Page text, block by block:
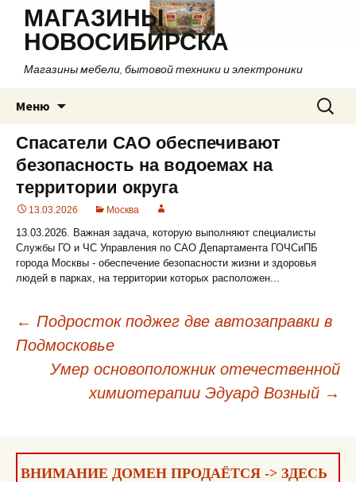
МАГАЗИНЫ
НОВОСИБИРСКА
Магазины мебели, бытовой техники и электроники
Меню
содержимому
Найти:
Спасатели САО обеспечивают
безопасность на водоемах на
территории округа
13.03.2026 Москва
13.03.2026. Важная задача, которую выполняют специалисты
Службы ГО и ЧС Управления по САО Департамента ГОЧСиПБ
города Москвы - обеспечение безопасности жизни и здоровья
людей в парках, на территории которых расположен...
Навигация
← Подросток поджег две автозаправки в
Подмосковье
Умер основоположник отечественной
химиотерапии Эдуард Возный →
ВНИМАНИЕ ДОМЕН ПРОДАЁТСЯ -> ЗДЕСЬ